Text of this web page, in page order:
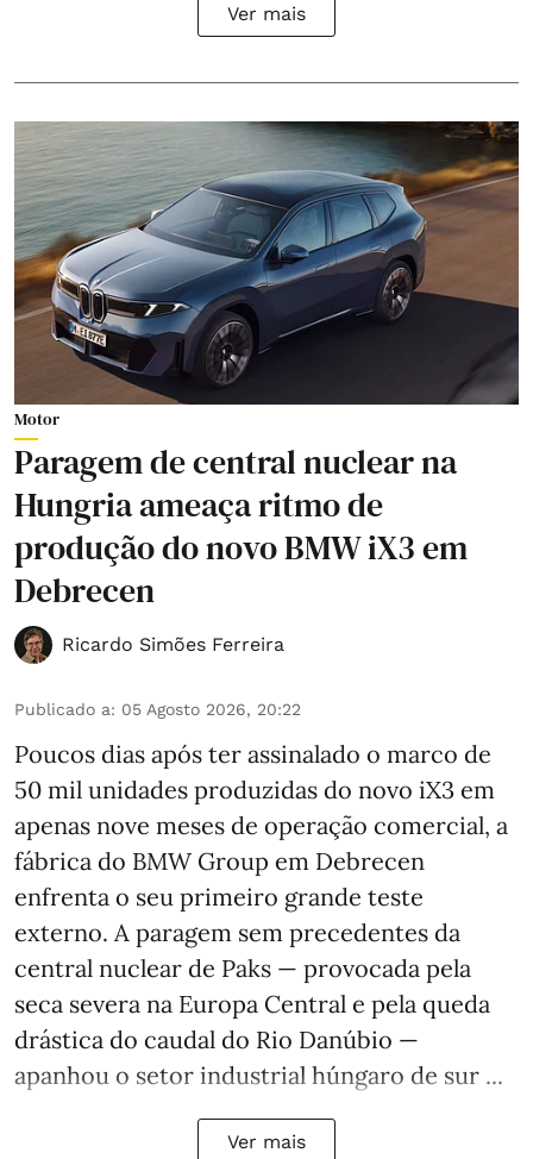
Ver mais
Motor
Paragem de central nuclear na
Hungria ameaça ritmo de
produção do novo BMW iX3 em
Debrecen
Ricardo Simões Ferreira
Publicado a: 05 Agosto 2026, 20:22
Poucos dias após ter assinalado o marco de
50 mil unidades produzidas do novo iX3 em
apenas nove meses de operação comercial, a
fábrica do BMW Group em Debrecen
enfrenta o seu primeiro grande teste
externo. A paragem sem precedentes da
central nuclear de Paks — provocada pela
seca severa na Europa Central e pela queda
drástica do caudal do Rio Danúbio —
apanhou o setor industrial húngaro de sur ...
Ver mais